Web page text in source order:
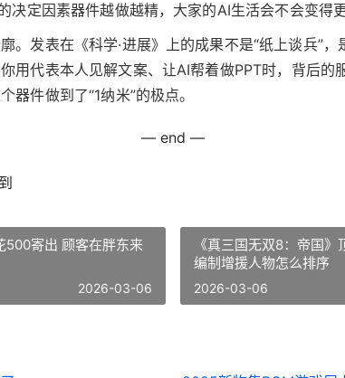
定因素器件越做越精，大家的AI生活会不会变得更
。发表在《科学·进展》上的成果不是“纸上谈兵”，
用代表本人见解文案、让AI帮着做PPT时，背后
器件做到了“1纳米”的极点。
— end —
500寄出 顾客在胖东来
2026-03-06
《真三国无双8：帝国
编制增援人物怎么排序
2026-03-06